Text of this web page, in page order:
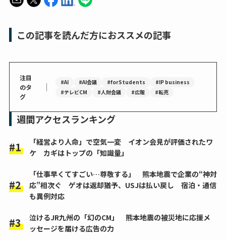
この記事を読んだ方におススメの記事
注目
のタ
グ
｜ #AI #AI会議 #forStudents
#IP business
#テレビCM
#人財会議 #広報 #転売
週間アクセスランキング
「経営より人命」で空気一変 イオン会見が評価されたワ
ケ カギはトップの「知識量」
「仕事早くてすごい…尊敬する」 熊本地震で企業の“神対
応”相次ぐ ゲオは返却猶予、USJは払い戻し 宿泊・通信
も異例対応
泣けるJR九州の「幻のCM」 熊本地震の被災地に応援メ
ッセージを届ける広告の力